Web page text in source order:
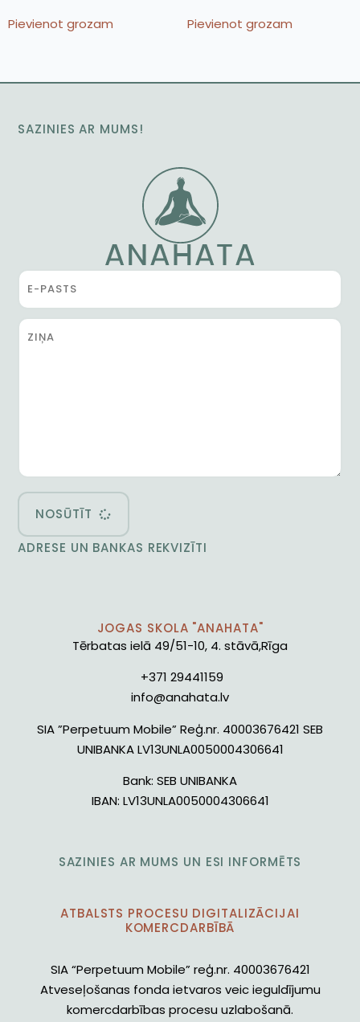
Pievienot grozam Pievienot grozam
SAZINIES AR MUMS!
NOSŪTĪT
ADRESE UN BANKAS REKVIZĪTI
JOGAS SKOLA "ANAHATA"
Tērbatas ielā 49/51-10, 4. stāvā,Rīga
+371 29441159
info@anahata.lv
SIA ”Perpetuum Mobile” Reģ.nr. 40003676421 SEB
UNIBANKA LV13UNLA0050004306641
Bank: SEB UNIBANKA
IBAN: LV13UNLA0050004306641
SAZINIES AR MUMS UN ESI INFORMĒTS
ATBALSTS PROCESU DIGITALIZĀCIJAI
KOMERCDARBĪBĀ
SIA “Perpetuum Mobile” reģ.nr. 40003676421
Atveseļošanas fonda ietvaros veic ieguldījumu
komercdarbības procesu uzlabošanā.